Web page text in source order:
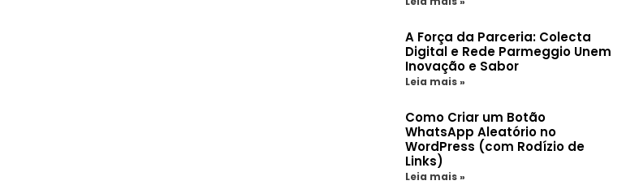
A Força da Parceria: Colecta
Digital e Rede Parmeggio Unem
Inovação e Sabor
Leia mais »
Como Criar um Botão
WhatsApp Aleatório no
WordPress (com Rodízio de
Links)
Leia mais »